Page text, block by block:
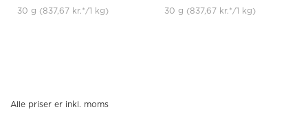
30 g (837,67 kr.*/1 kg) 30 g (837,67 kr.*/1 kg)
Alle priser er inkl. moms